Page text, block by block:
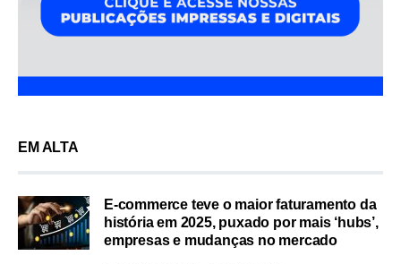
EM ALTA
E-commerce teve o maior faturamento da
história em 2025, puxado por mais ‘hubs’,
empresas e mudanças no mercado